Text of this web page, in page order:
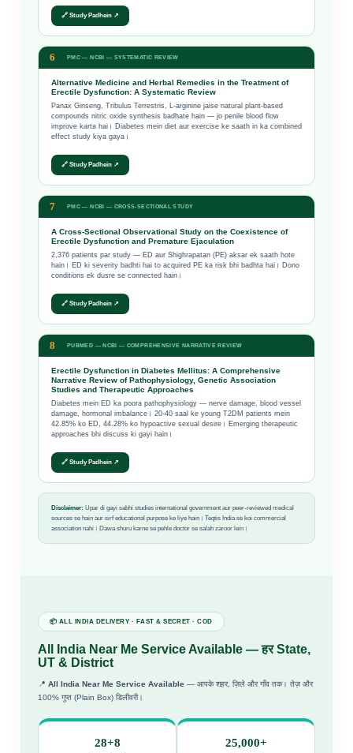
🔗 Study Padhein ↗
6 PMC — NCBI — SYSTEMATIC REVIEW
Alternative Medicine and Herbal Remedies in the Treatment of
Erectile Dysfunction: A Systematic Review
Panax Ginseng, Tribulus Terrestris, L-arginine jaise natural plant-based
compounds nitric oxide synthesis badhate hain — jo penile blood flow
improve karta hai। Diabetes mein diet aur exercise ke saath in ka combined
effect study kiya gaya।
🔗 Study Padhein ↗
7 PMC — NCBI — CROSS-SECTIONAL STUDY
A Cross-Sectional Observational Study on the Coexistence of
Erectile Dysfunction and Premature Ejaculation
2,376 patients par study — ED aur Shighrapatan (PE) aksar ek saath hote
hain। ED ki severity badhti hai to acquired PE ka risk bhi badhta hai। Dono
conditions ek dusre se connected hain।
🔗 Study Padhein ↗
8 PUBMED — NCBI — COMPREHENSIVE NARRATIVE REVIEW
Erectile Dysfunction in Diabetes Mellitus: A Comprehensive
Narrative Review of Pathophysiology, Genetic Association
Studies and Therapeutic Approaches
Diabetes mein ED ka poora pathophysiology — nerve damage, blood vessel
damage, hormonal imbalance। 20-40 saal ke young T2DM patients mein
42.85% ko ED, 44.28% ko hypoactive sexual desire। Emerging therapeutic
approaches bhi discuss ki gayi hain।
🔗 Study Padhein ↗
Disclaimer: Upar di gayi sabhi studies international government aur peer-reviewed medical
sources se hain aur sirf educational purpose ke liye hain। Teqtis India se koi commercial
association nahi। Dawa shuru karne se pehle doctor se salah zaroor lein।
📦 ALL INDIA DELIVERY · FAST & SECRET · COD
All India Near Me Service Available — हर State,
UT & District
📍 All India Near Me Service Available — आपके शहर, ज़िले और गाँव तक। तेज़ और
100% गुप्त (Plain Box) डिलीवरी।
28+8 25,000+